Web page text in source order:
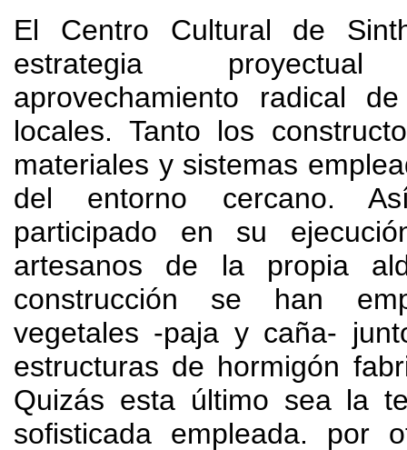
El Centro Cultural de
estrategia
aprovechamiento radical
locales. Tanto los
materiales y sistemas
del entorno cercano.
participado en su
artesanos de la propia
construcción se han
vegetales -paja y caña-
estructuras de hormigón
Quizás esta último sea la
sofisticada empleada. por